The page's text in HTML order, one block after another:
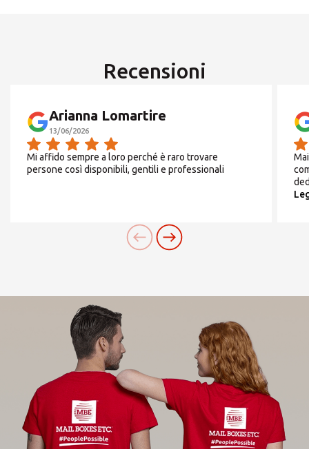
Recensioni
Arianna Lomartire
13/06/2026
Mi affido sempre a loro perché è raro trovare
persone così disponibili, gentili e professionali
CERCA
Cerchi un'alternativa?
CERCA TRA GLI OLTRE 500 CENTRI IN
aprire un Centro MBE
città
9/12.30.14.30/19.00
chiuso